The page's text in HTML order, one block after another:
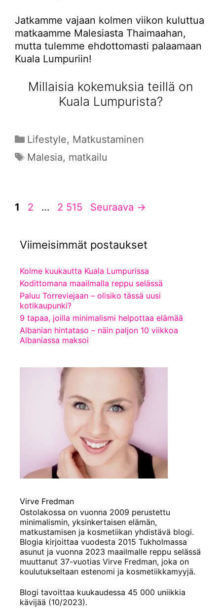
Jatkamme vajaan kolmen viikon kuluttua
matkaamme Malesiasta Thaimaahan,
mutta tulemme ehdottomasti palaamaan
Kuala Lumpuriin!
Millaisia kokemuksia teillä on
Kuala Lumpurista?
Kategoriat
Lifestyle, Matkustaminen
Avainsanat
Malesia, matkailu
Sivu
1 Sivu
2 … Sivu
2 515 Seuraava →
Viimeisimmät postaukset
Kolme kuukautta Kuala Lumpurissa
Kodittomana maailmalla reppu selässä
Paluu Torreviejaan – olisiko tässä uusi
kotikaupunki?
9 tapaa, joilla minimalismi helpottaa elämää
Albanian hintataso – näin paljon 10 viikkoa
Albaniassa maksoi
Virve Fredman
Ostolakossa on vuonna 2009 perustettu
minimalismin, yksinkertaisen elämän,
matkustamisen ja kosmetiikan yhdistävä blogi.
Blogia kirjoittaa vuodesta 2015 Tukholmassa
asunut ja vuonna 2023 maailmalle reppu selässä
muuttanut 37-vuotias Virve Fredman, joka on
koulutukseltaan estenomi ja kosmetiikkamyyjä.
Blogi tavoittaa kuukaudessa 45 000 uniikkia
kävijää (10/2023).